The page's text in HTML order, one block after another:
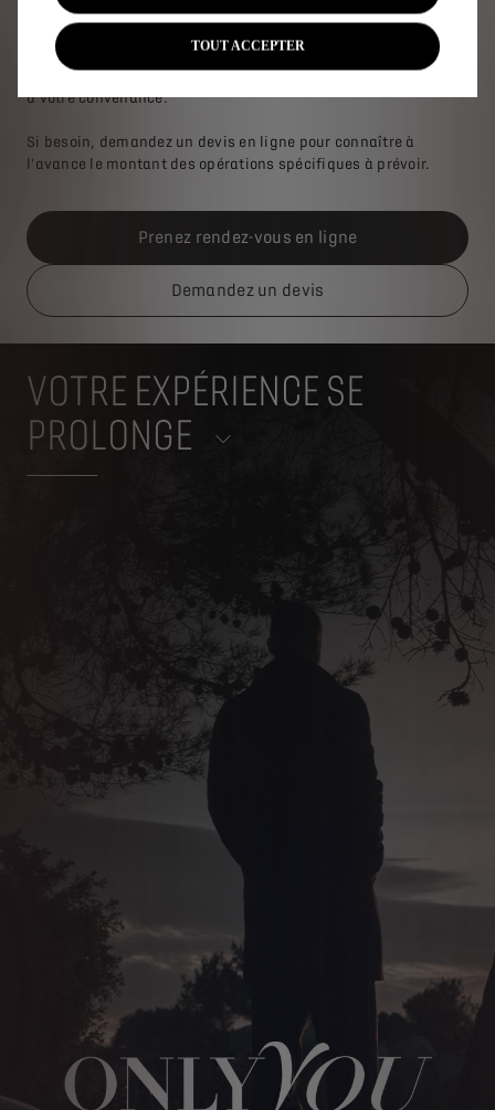
bénéficiez de la qualité et de l'expertise DS. Le respect des
règles sanitaires est maintenu.
Prenez rendez-vous en ligne et sélectionnez le créneau horaire
à votre convenance.
Si besoin, demandez un devis en ligne pour connaître à
l'avance le montant des opérations spécifiques à prévoir.
Prenez rendez-vous en ligne
Demandez un devis
VOTRE EXPÉRIENCE SE
PROLONGE
TOUT ACCEPTER